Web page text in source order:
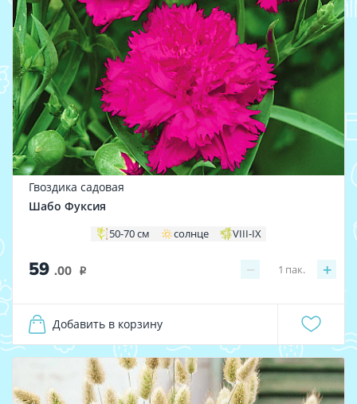
Гвоздика садовая
Шабо Фуксия
50-70 см солнце VIII-IX
59 .00 i − +
1 пак.
Добавить в корзину